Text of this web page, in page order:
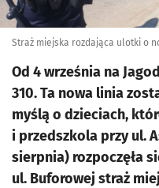
Straż miejska rozdająca ulotki o
Od 4 września na
310. Ta nowa linia
myślą o dzieciach,
i przedszkola przy ul.
sierpnia) rozpoczęła
ul. Buforowej straż